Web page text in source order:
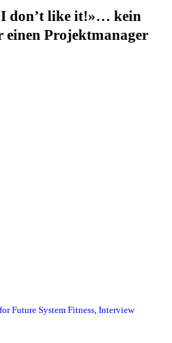
don’t like it!»… kein
Projektmanager
Future System Fitness, Interview